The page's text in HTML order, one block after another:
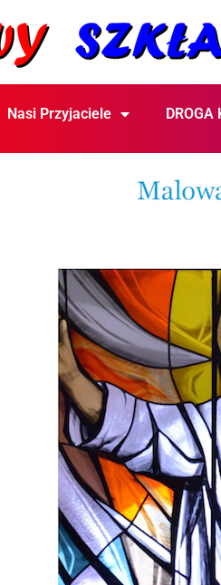
Nasi Przyjaciele DROGA